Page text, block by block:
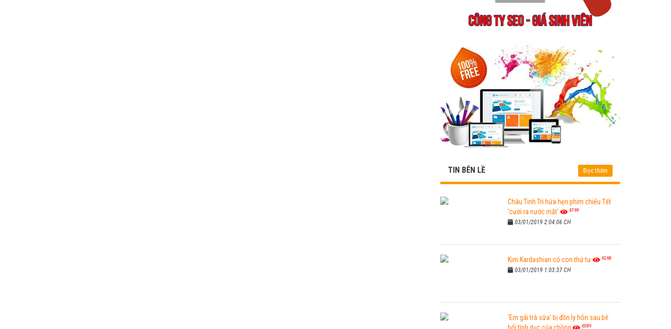
TIN BÊN LỀ Đọc thêm
Châu Tinh Trì hứa hẹn phim chiếu Tết
'cười ra nước mắt'
6769
03/01/2019 2:04:06 CH
Kim Kardashian có con thứ tư 6268
03/01/2019 1:03:37 CH
'Em gái trà sữa' bị đồn ly hôn sau bê
6589